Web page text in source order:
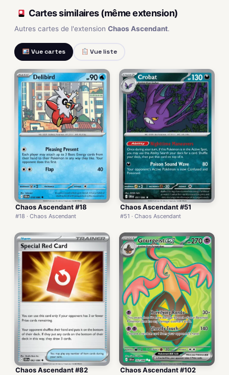
Cartes similaires (même extension)
Autres cartes de l'extension Chaos Ascendant.
Vue cartes Vue liste
Chaos Ascendant #18
#18 · Chaos Ascendant
Chaos Ascendant #51
#51 · Chaos Ascendant
Chaos Ascendant #82 Chaos Ascendant #102